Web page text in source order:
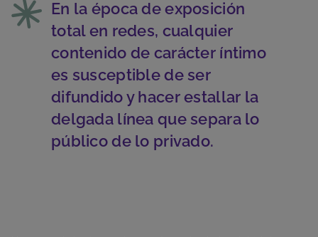
En la época de exposición
total en redes, cualquier
contenido de carácter íntimo
es susceptible de ser
difundido y hacer estallar la
delgada línea que separa lo
público de lo privado.